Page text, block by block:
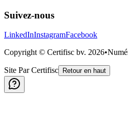
Suivez-nous
LinkedInInstagramFacebook
Copyright © Certifisc bv. 2026•
Site Par Certifisc Retour en haut